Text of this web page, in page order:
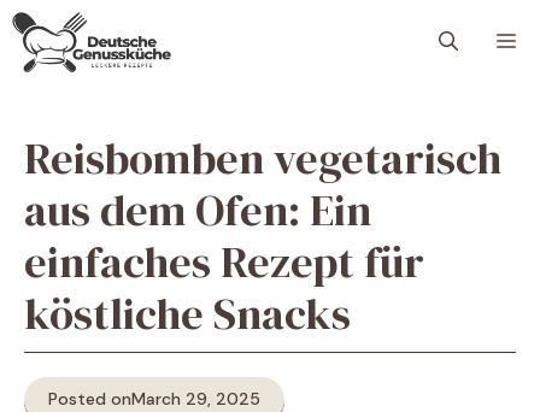
Skip
content
Reisbomben vegetarisch
aus dem Ofen: Ein
einfaches Rezept für
köstliche Snacks
Posted onMarch 29, 2025